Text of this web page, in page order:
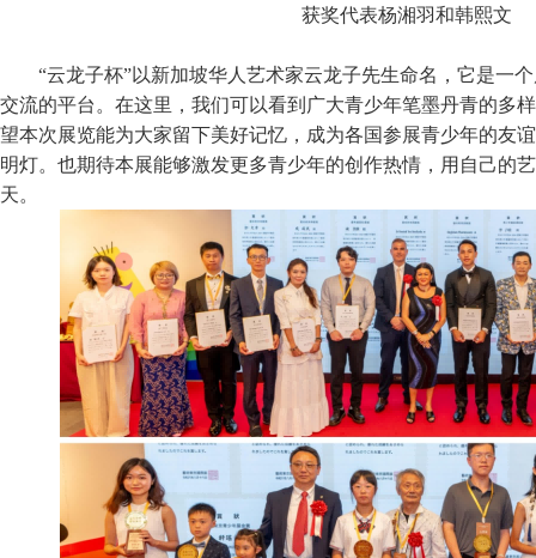
获奖代表杨湘羽和韩熙文
“云龙子杯”以新加坡华人艺术家云龙子先生命名，它是一
交流的平台。在这里，我们可以看到广大青少年笔墨丹青的多
望本次展览能为大家留下美好记忆，成为各国参展青少年的友
明灯。也期待本展能够激发更多青少年的创作热情，用自己的
天。